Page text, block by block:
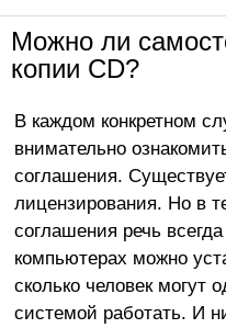
Можно ли
копии CD?
В каждом конкретном
внимательно
соглашения.
лицензирования. Но в
соглашения речь
компьютерах можно
сколько человек могут
системой работать. И